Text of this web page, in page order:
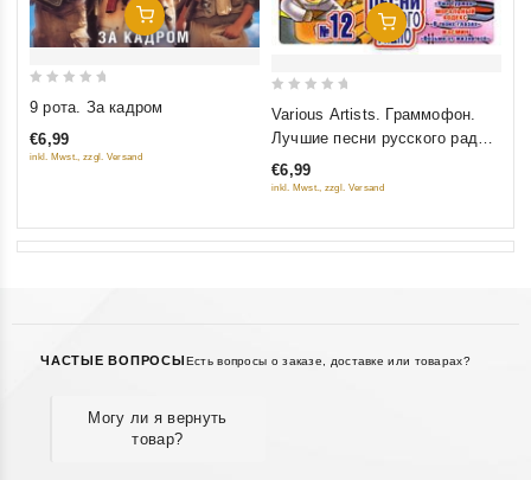
Добавить В Корзину
out
of
9 рота. За кадром
€6,99
inkl. Mwst., zzgl. Versand
Добавить В Корзину
5
Various Artists. Граммофон.
Лучшие песни русского радио.
Часть 12
€6,99
inkl. Mwst., zzgl. Versand
ЧАСТЫЕ ВОПРОСЫ Есть вопросы о заказе, доставке или товарах?
Могу ли я вернуть
товар?